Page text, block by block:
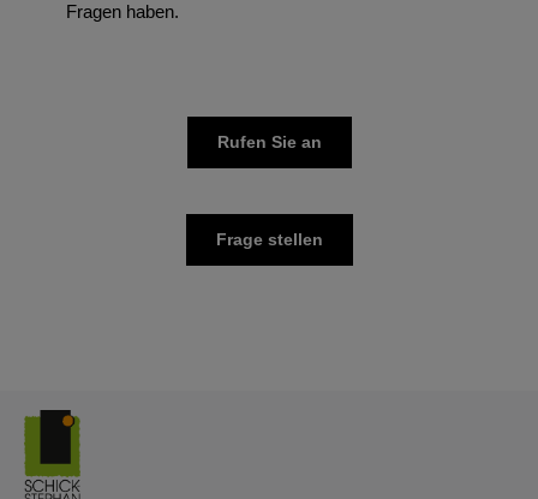
Fragen haben.
Rufen Sie an
Frage stellen